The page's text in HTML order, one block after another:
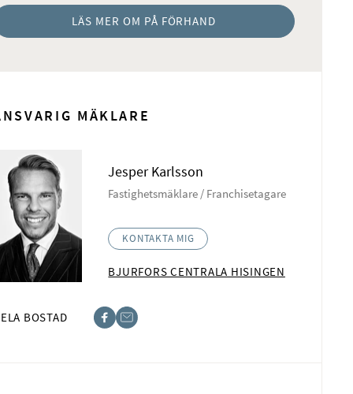
LÄS MER OM PÅ FÖRHAND
MÄKLARE
Jesper Karlsson
Fastighetsmäklare / Franchisetagare
KONTAKTA MIG
BJURFORS CENTRALA HISINGEN
BOSTAD